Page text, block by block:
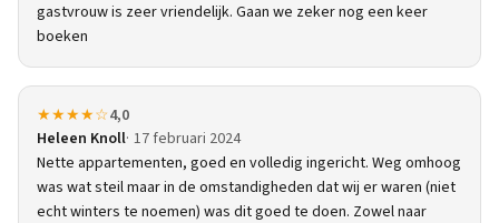
gastvrouw is zeer vriendelijk. Gaan we zeker nog een keer
boeken
★★★★☆4,0
Heleen Knoll 17 februari 2024
Nette appartementen, goed en volledig ingericht. Weg omhoog
was wat steil maar in de omstandigheden dat wij er waren (niet
echt winters te noemen) was dit goed te doen. Zowel naar